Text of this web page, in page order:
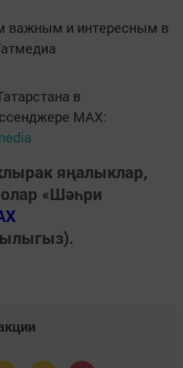
важным и интересным в
в
MАХ:
яңалыклар,
«Шәһри